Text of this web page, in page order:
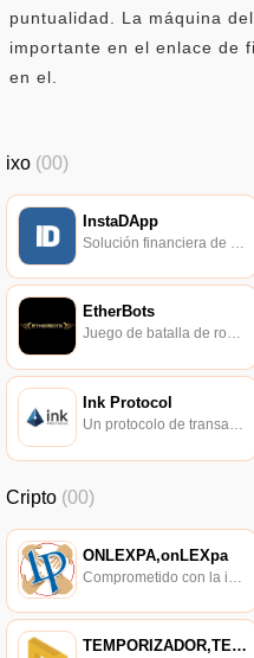
puntualidad. La máquina
importante en el enlace de
en el.
ixo (00)
InstaDApp
EtherBots
Juego de batalla de robots.
Ink Protocol
Un protocolo de transacción y reputación descentralizado basado en Ethereum.
Cripto (00)
ONLEXPA,onLEXpa
TEMPORIZADOR,TEMPORIZADOR